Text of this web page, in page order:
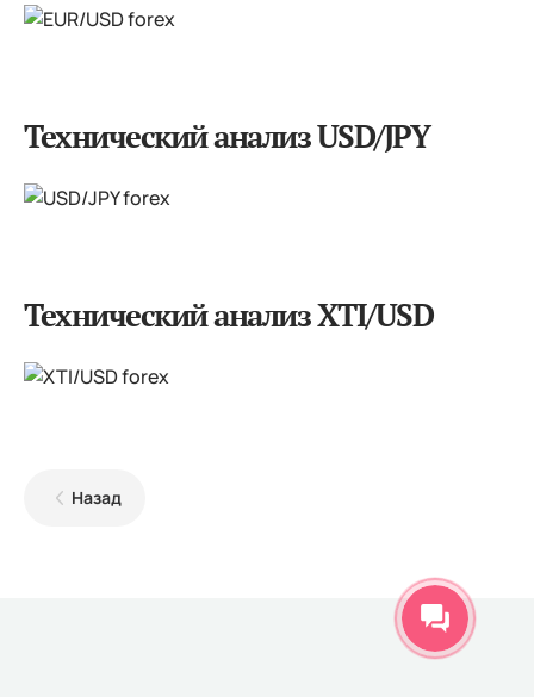
Технический анализ USD/JPY
Технический анализ XTI/USD
Назад